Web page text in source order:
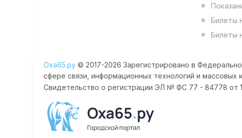
Билеты
Билеты
Оха65.ру © 2017-2026 Зарегистрировано в
сфере связи, информационных технологий и массовых
Свидетельство о регистрации ЭЛ № ФС 77 - 84778 от